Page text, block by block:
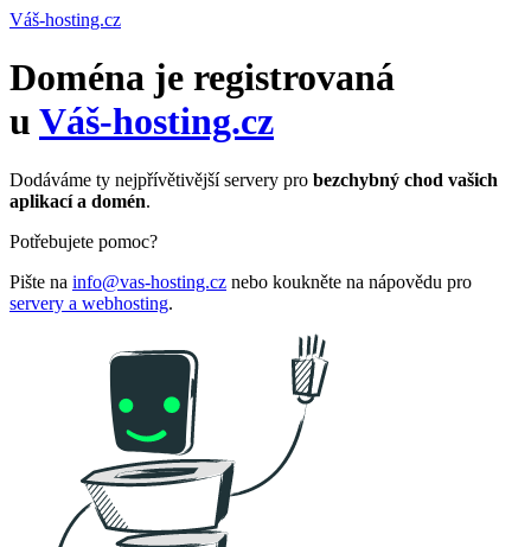
Váš-hosting.cz
Doména je registrovaná
u Váš-hosting.cz
Dodáváme ty nejpřívětivější servery pro bezchybný chod vašich
aplikací a domén.
Potřebujete pomoc?
Pište na info@vas-hosting.cz nebo koukněte na nápovědu pro
servery a webhosting.